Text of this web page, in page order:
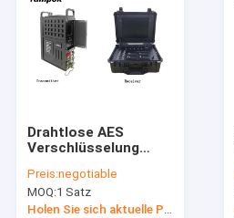
Drahtlose AES
Verschlüsselung
Fahrzeug Cofdm
Videoübermittler-
Preis:negotiable
MOQ:1 Satz
Holen Sie sich aktuelle Preis